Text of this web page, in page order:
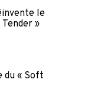
le
»
du « Soft